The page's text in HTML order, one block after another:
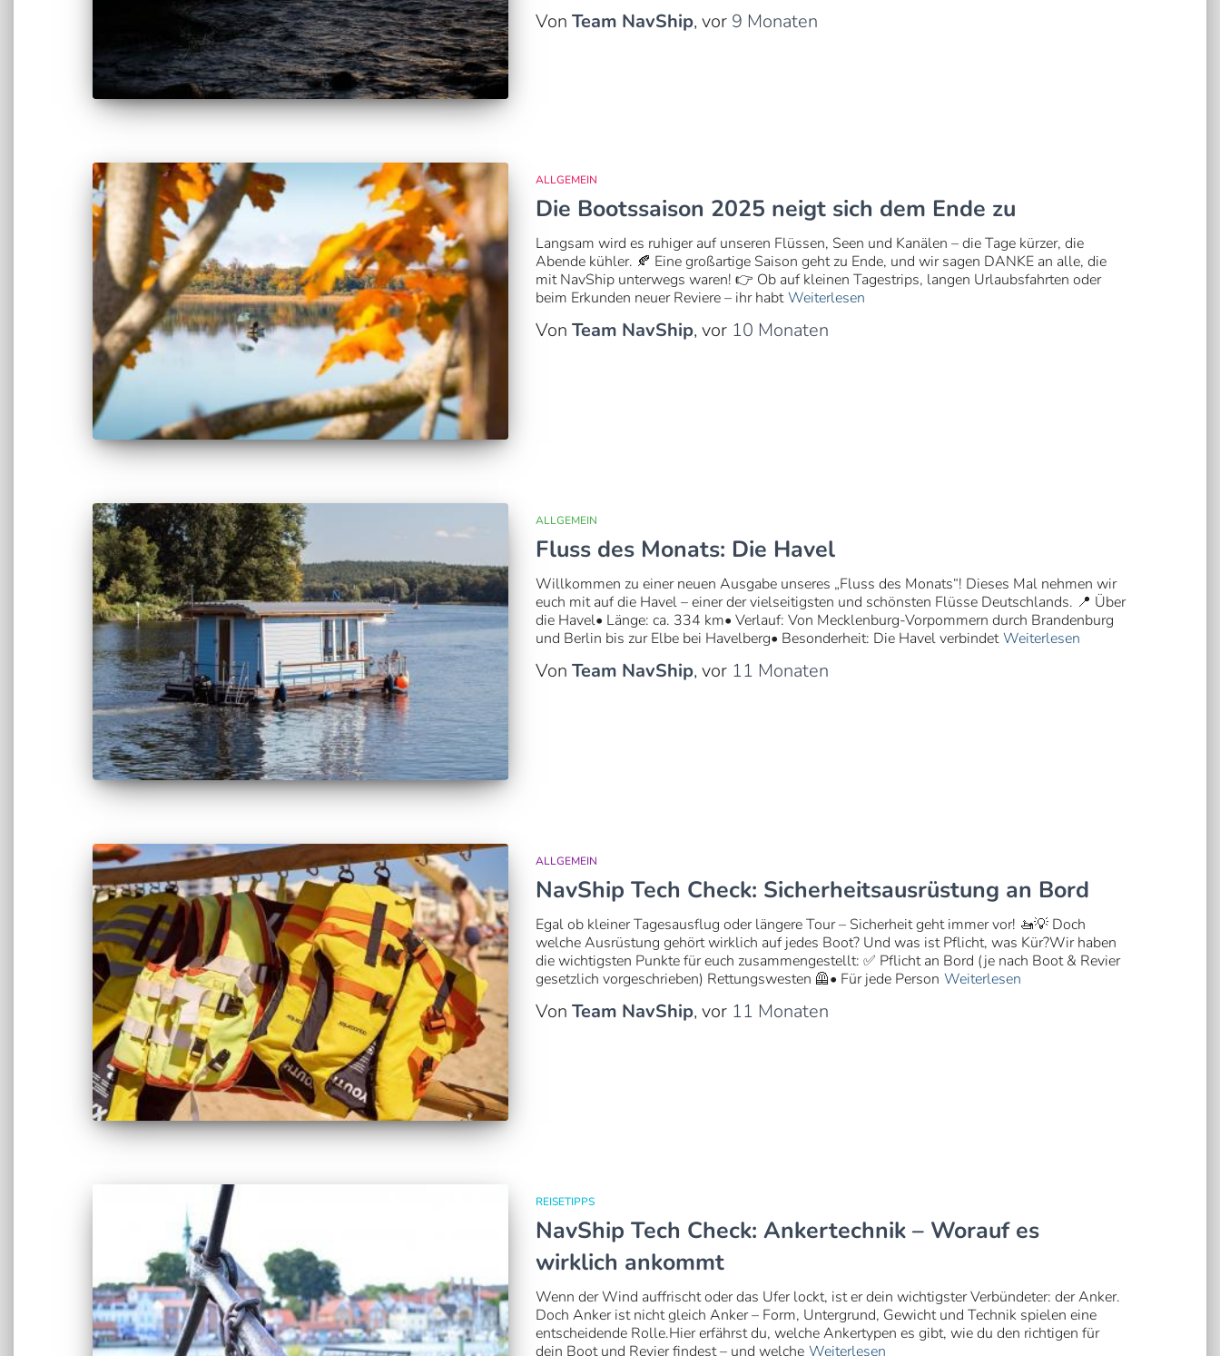
Von Team NavShip, vor 9 Monaten
ALLGEMEIN
Die Bootssaison 2025 neigt sich dem Ende zu
Langsam wird es ruhiger auf unseren Flüssen, Seen und Kanälen – die Tage kürzer, die
Abende kühler. 🍂 Eine großartige Saison geht zu Ende, und wir sagen DANKE an alle, die
mit NavShip unterwegs waren! 👉 Ob auf kleinen Tagestrips, langen Urlaubsfahrten oder
beim Erkunden neuer Reviere – ihr habt Weiterlesen
Von Team NavShip, vor 10 Monaten
ALLGEMEIN
Fluss des Monats: Die Havel
Willkommen zu einer neuen Ausgabe unseres „Fluss des Monats“! Dieses Mal nehmen wir
euch mit auf die Havel – einer der vielseitigsten und schönsten Flüsse Deutschlands. 📍 Über
die Havel• Länge: ca. 334 km• Verlauf: Von Mecklenburg-Vorpommern durch Brandenburg
und Berlin bis zur Elbe bei Havelberg• Besonderheit: Die Havel verbindet Weiterlesen
Von Team NavShip, vor 11 Monaten
ALLGEMEIN
NavShip Tech Check: Sicherheitsausrüstung an Bord
Egal ob kleiner Tagesausflug oder längere Tour – Sicherheit geht immer vor! 🚤💡 Doch
welche Ausrüstung gehört wirklich auf jedes Boot? Und was ist Pflicht, was Kür?Wir haben
die wichtigsten Punkte für euch zusammengestellt: ✅ Pflicht an Bord (je nach Boot & Revier
gesetzlich vorgeschrieben) Rettungswesten 🦺• Für jede Person Weiterlesen
Von Team NavShip, vor 11 Monaten
REISETIPPS
NavShip Tech Check: Ankertechnik – Worauf es
wirklich ankommt
Wenn der Wind auffrischt oder das Ufer lockt, ist er dein wichtigster Verbündeter: der Anker.
Doch Anker ist nicht gleich Anker – Form, Untergrund, Gewicht und Technik spielen eine
entscheidende Rolle.Hier erfährst du, welche Ankertypen es gibt, wie du den richtigen für
dein Boot und Revier findest – und welche Weiterlesen